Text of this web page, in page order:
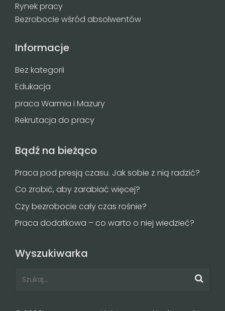
Rynek pracy
Bezrobocie wśród absolwentów
Informacje
Bez kategorii
Edukacja
praca Warmia i Mazury
Rekrutacja do pracy
Bądź na bieżąco
Praca pod presją czasu. Jak sobie z nią radzić?
Co zrobić, aby zarabiać więcej?
Czy bezrobocie cały czas rośnie?
Praca dodatkowa – co warto o niej wiedzieć?
Wyszukiwarka